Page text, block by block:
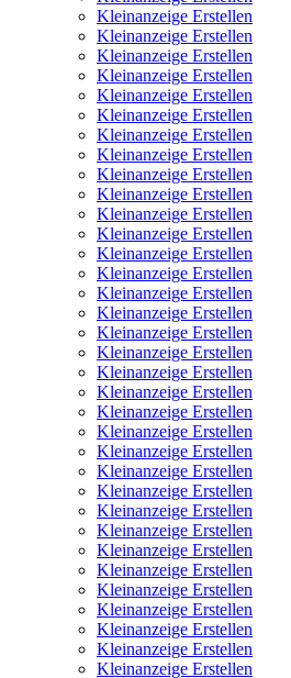
Kleinanzeige Erstellen
Kleinanzeige Erstellen
Kleinanzeige Erstellen
Kleinanzeige Erstellen
Kleinanzeige Erstellen
Kleinanzeige Erstellen
Kleinanzeige Erstellen
Kleinanzeige Erstellen
Kleinanzeige Erstellen
Kleinanzeige Erstellen
Kleinanzeige Erstellen
Kleinanzeige Erstellen
Kleinanzeige Erstellen
Kleinanzeige Erstellen
Kleinanzeige Erstellen
Kleinanzeige Erstellen
Kleinanzeige Erstellen
Kleinanzeige Erstellen
Kleinanzeige Erstellen
Kleinanzeige Erstellen
Kleinanzeige Erstellen
Kleinanzeige Erstellen
Kleinanzeige Erstellen
Kleinanzeige Erstellen
Kleinanzeige Erstellen
Kleinanzeige Erstellen
Kleinanzeige Erstellen
Kleinanzeige Erstellen
Kleinanzeige Erstellen
Kleinanzeige Erstellen
Kleinanzeige Erstellen
Kleinanzeige Erstellen
Kleinanzeige Erstellen
Kleinanzeige Erstellen